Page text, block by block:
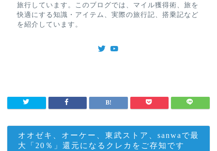
旅行しています。このブログでは、マイル獲得術、旅を
快適にする知識・アイテム、実際の旅行記、搭乗記など
を紹介しています。
オオゼキ、オーケー、東武ストア、sanwaで最
大「20％」還元になるクレカをご存知です